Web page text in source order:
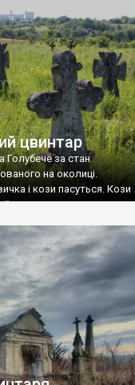
цвинтар
Голубече за стан
на околиці.
і кози пасуться. Кози
для старих кладовищ,
бо то улюблений
ціла колекція
відносно невелике, […]